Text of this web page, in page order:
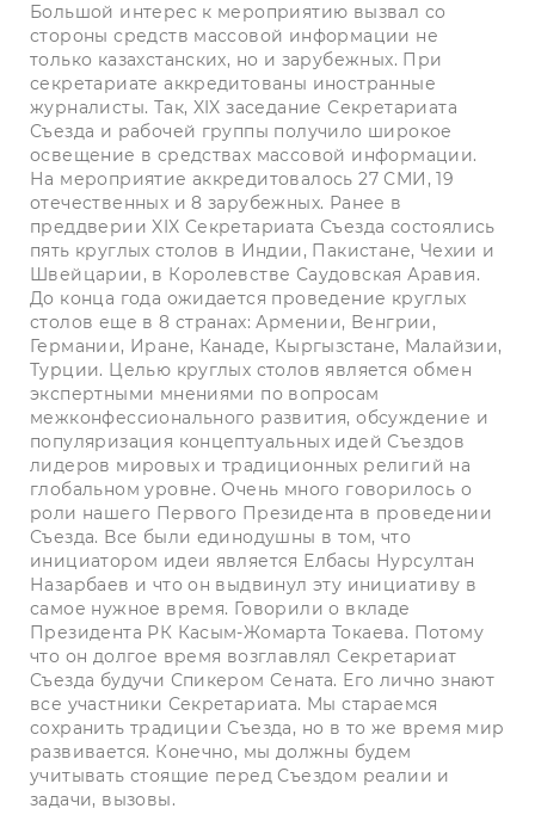
Большой интерес к мероприятию вызвал со
стороны средств массовой информации не
только казахстанских, но и зарубежных. При
секретариате аккредитованы иностранные
журналисты. Так, XIX заседание Секретариата
Съезда и рабочей группы получило широкое
освещение в средствах массовой информации.
На мероприятие аккредитовалось 27 СМИ, 19
отечественных и 8 зарубежных. Ранее в
преддверии XIX Секретариата Съезда состоялись
пять круглых столов в Индии, Пакистане, Чехии и
Швейцарии, в Королевстве Саудовская Аравия.
До конца года ожидается проведение круглых
столов еще в 8 странах: Армении, Венгрии,
Германии, Иране, Канаде, Кыргызстане, Малайзии,
Турции. Целью круглых столов является обмен
экспертными мнениями по вопросам
межконфессионального развития, обсуждение и
популяризация концептуальных идей Съездов
лидеров мировых и традиционных религий на
глобальном уровне. Очень много говорилось о
роли нашего Первого Президента в проведении
Съезда. Все были единодушны в том, что
инициатором идеи является Елбасы Нурсултан
Назарбаев и что он выдвинул эту инициативу в
самое нужное время. Говорили о вкладе
Президента РК Касым-Жомарта Токаева. Потому
что он долгое время возглавлял Секретариат
Съезда будучи Спикером Сената. Его лично знают
все участники Секретариата. Мы стараемся
сохранить традиции Съезда, но в то же время мир
развивается. Конечно, мы должны будем
учитывать стоящие перед Съездом реалии и
задачи, вызовы.